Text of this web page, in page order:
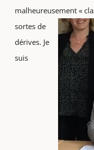
malheureusement «
sortes de
dérives. Je
suis